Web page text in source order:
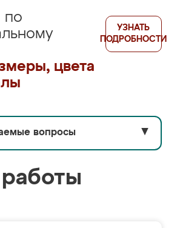
по
цвета
УЗНАТЬ
ПОДРОБНОСТИ
вопросы ▼